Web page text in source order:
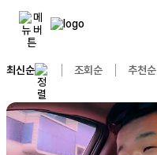
최신순 조회순 추천순